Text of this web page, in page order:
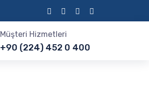
Müşteri Hizmetleri
+90 (224) 452 0 400